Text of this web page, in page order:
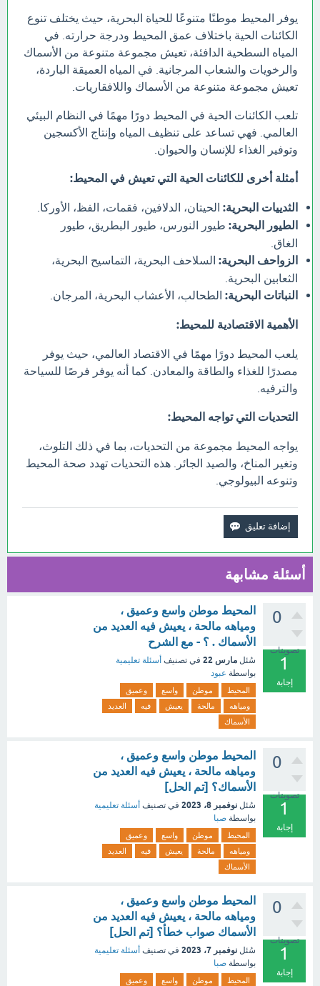
يوفر المحيط موطنًا متنوعًا للحياة البحرية، حيث يختلف تنوع
الكائنات الحية باختلاف عمق المحيط ودرجة حرارته. في
المياه السطحية الدافئة، تعيش مجموعة متنوعة من الأسماك
والرخويات والشعاب المرجانية. في المياه العميقة الباردة،
تعيش مجموعة متنوعة من الأسماك واللافقاريات.
تلعب الكائنات الحية في المحيط دورًا مهمًا في النظام البيئي
العالمي. فهي تساعد على تنظيف المياه وإنتاج الأكسجين
وتوفير الغذاء للإنسان والحيوان.
أمثلة أخرى للكائنات الحية التي تعيش في المحيط:
الثدييات البحرية: الحيتان، الدلافين، فقمات، الفظ، الأوركا.
الطيور البحرية: طيور النورس، طيور البطريق، طيور
الغاق.
الزواحف البحرية: السلاحف البحرية، التماسيح البحرية،
الثعابين البحرية.
النباتات البحرية: الطحالب، الأعشاب البحرية، المرجان.
الأهمية الاقتصادية للمحيط:
يلعب المحيط دورًا مهمًا في الاقتصاد العالمي، حيث يوفر
مصدرًا للغذاء والطاقة والمعادن. كما أنه يوفر فرصًا للسياحة
والترفيه.
التحديات التي تواجه المحيط:
يواجه المحيط مجموعة من التحديات، بما في ذلك التلوث،
وتغير المناخ، والصيد الجائر. هذه التحديات تهدد صحة المحيط
وتنوعه البيولوجي.
أسئلة مشابهة
0
تصويتات
1
إجابة
المحيط موطن واسع وعميق ،
ومياهه مالحة ، يعيش فيه العديد من
الأسماك . ؟ - مع الشرح
سُئل مارس 22 في تصنيف أسئلة تعليمية
بواسطة عبود
المحيط موطن واسع
وعميق
ومياهه
مالحة يعيش فيه
العديد
الأسماك
0
تصويتات
1
إجابة
المحيط موطن واسع وعميق ،
ومياهه مالحة ، يعيش فيه العديد من
الأسماك؟ [تم الحل]
سُئل نوفمبر 8، 2023 في تصنيف أسئلة تعليمية
بواسطة صبا
المحيط موطن واسع
وعميق
ومياهه
مالحة يعيش فيه
العديد
الأسماك
0
تصويتات
1
إجابة
المحيط موطن واسع وعميق ،
ومياهه مالحة ، يعيش فيه العديد من
الأسماك صواب خطأ؟ [تم الحل]
سُئل نوفمبر 7، 2023 في تصنيف أسئلة تعليمية
بواسطة صبا
المحيط موطن واسع
وعميق